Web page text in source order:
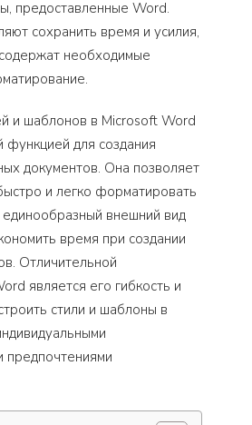
предоставленные Word.
сохранить время и усилия,
необходимые
и шаблонов в Microsoft Word
функцией для создания
документов. Она позволяет
и легко форматировать
единообразный внешний вид
время при создании
Отличительной
является его гибкость и
стили и шаблоны в
предпочтениями